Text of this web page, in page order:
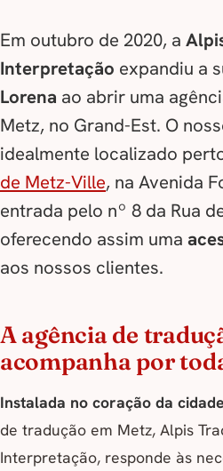
Em outubro de 2020, a
Interpretação expandiu a
Lorena ao abrir uma
Metz, no Grand-Est. O
idealmente localizado
de Metz-Ville, na Avenida
entrada pelo nº 8 da Rua
oferecendo assim uma
aos nossos clientes.
A agência de
acompanha por
Instalada no coração da cidade
de tradução em Metz, Alpis
Interpretação, responde às